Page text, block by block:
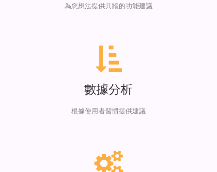
為您想法提供具體的功能建議
數據分析
根據使用者習慣提供建議